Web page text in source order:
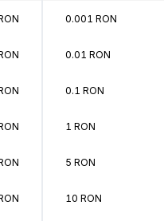
0.001 RON
0.01 RON
0.1 RON
1 RON
5 RON
10 RON